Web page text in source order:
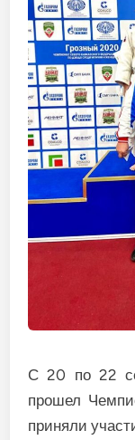
С 20 по 22
прошел
приняли